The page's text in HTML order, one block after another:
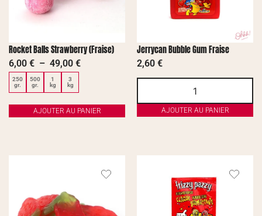
Rocket Balls Strawberry (Fraise)
6,00 € – 49,00 €
250
gr.
500
gr.
1
kg
3
kg
AJOUTER AU PANIER
Jerrycan Bubble Gum Fraise
2,60 €
AJOUTER AU PANIER